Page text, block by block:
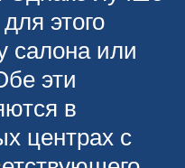
этого
салона или
эти
в
центрах с